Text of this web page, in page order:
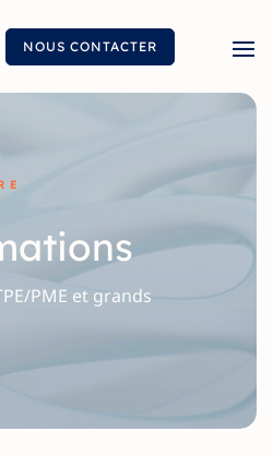
NOUS CONTACTER
PME et grands